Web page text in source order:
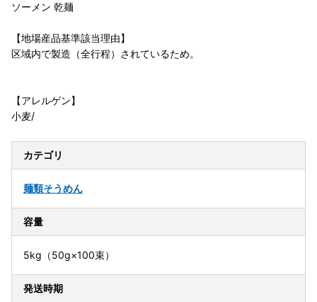
ソーメン 乾麺
【地場産品基準該当理由】
区域内で製造（全行程）されているため。
【アレルゲン】
小麦/
カテゴリ
麺類そうめん
容量
5kg（50g×100束）
発送時期